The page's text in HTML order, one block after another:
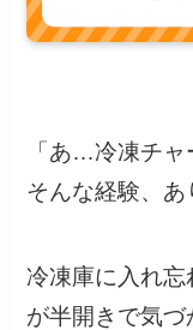
「あ…冷凍チャ
そんな経験、あ
冷凍庫に入れ
が半開きで気